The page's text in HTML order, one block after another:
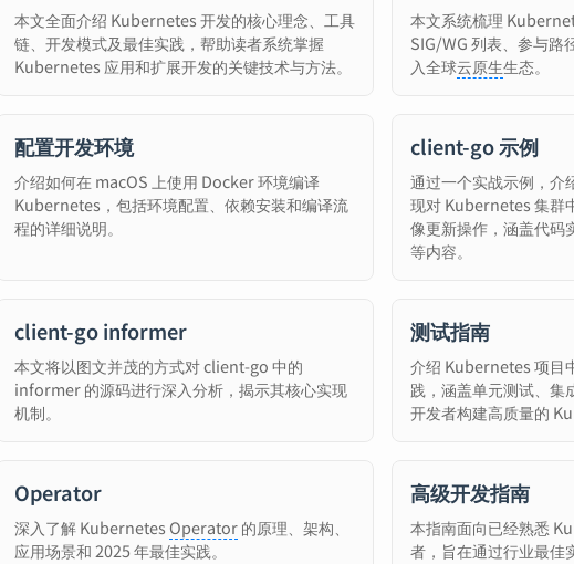
本文全面介绍 Kubernetes 开发的核心理念、工具
链、开发模式及最佳实践，帮助读者系统掌握
Kubernetes 应用和扩展开发的关键技术与方法。
本文系统梳理
SIG/WG 列表、参与路
入全球云原生生态。
配置开发环境
介绍如何在 macOS 上使用 Docker 环境编译
Kubernetes，包括环境配置、依赖安装和编译流
程的详细说明。
client-go 示例
通过一个实战示例，
现对 Kubernetes 集群
像更新操作，涵盖代码
等内容。
client-go informer
本文将以图文并茂的方式对 client-go 中的
informer 的源码进行深入分析，揭示其核心实现
机制。
测试指南
介绍 Kubernetes 项目
践，涵盖单元测试、集
开发者构建高质量的
Operator
深入了解 Kubernetes Operator的原理、架构、
应用场景和 2025 年最佳实践。
高级开发指南
本指南面向已经熟悉
者，旨在通过行业最佳